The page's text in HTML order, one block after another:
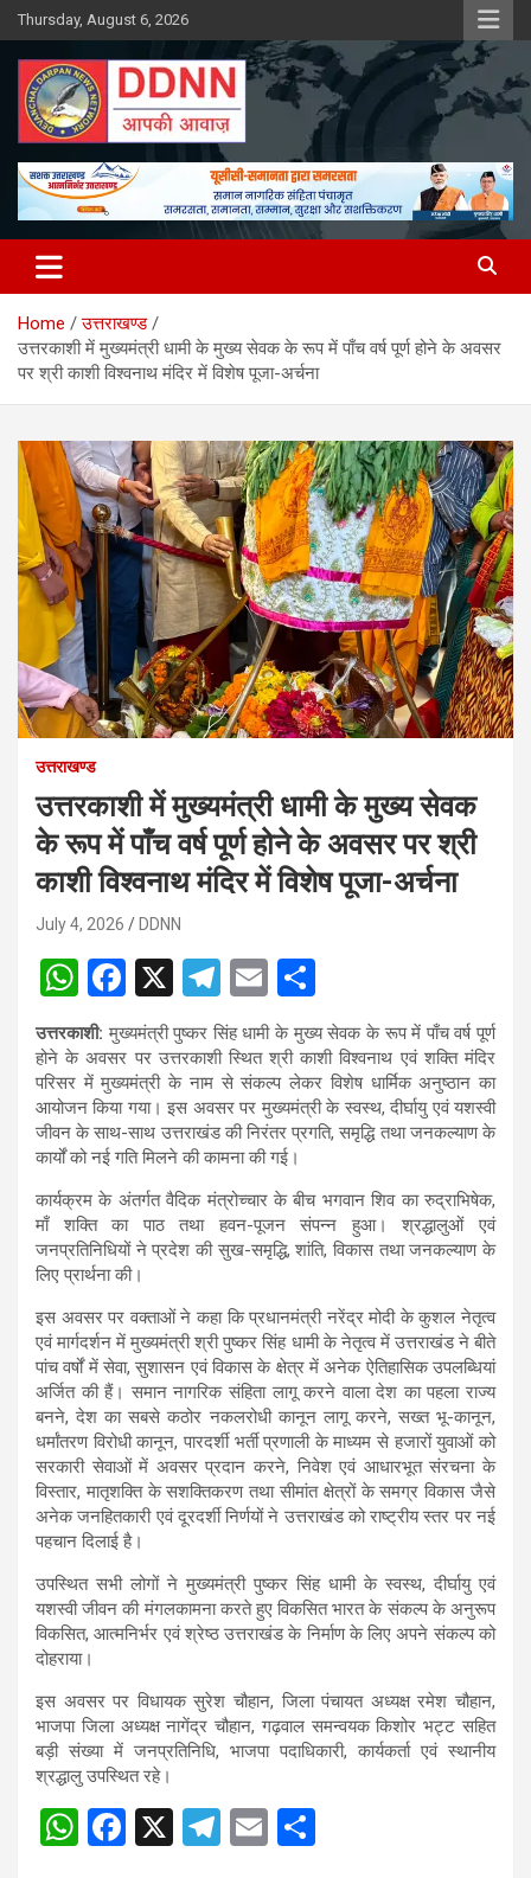
Skip
to
content
Thursday, August 6, 2026
DDNN
Home
उत्तराखण्ड
उत्तरकाशी में मुख्यमंत्री धामी के मुख्य सेवक के रूप में पाँच वर्ष पूर्ण होने के अवसर
पर श्री काशी विश्वनाथ मंदिर में विशेष पूजा-अर्चना
उत्तराखण्ड
उत्तरकाशी में मुख्यमंत्री धामी के मुख्य सेवक
के रूप में पाँच वर्ष पूर्ण होने के अवसर पर श्री
काशी विश्वनाथ मंदिर में विशेष पूजा-अर्चना
July 4, 2026 DDNN
W
h
at
s
A
p
p
F
a
ce
b
o
o
k
X
T
el
e
gr
a
m
E
m
ail
h
ar
e
उत्तरकाशी:मुख्यमंत्री पुष्कर सिंह धामी के मुख्य सेवक के रूप में पाँच वर्ष पूर्ण
होने के अवसर पर उत्तरकाशी स्थित श्री काशी विश्वनाथ एवं शक्ति मंदिर
परिसर में मुख्यमंत्री के नाम से संकल्प लेकर विशेष धार्मिक अनुष्ठान का
आयोजन किया गया। इस अवसर पर मुख्यमंत्री के स्वस्थ, दीर्घायु एवं यशस्वी
जीवन के साथ-साथ उत्तराखंड की निरंतर प्रगति, समृद्धि तथा जनकल्याण के
कार्यों को नई गति मिलने की कामना की गई।
कार्यक्रम के अंतर्गत वैदिक मंत्रोच्चार के बीच भगवान शिव का रुद्राभिषेक,
माँ शक्ति का पाठ तथा हवन-पूजन संपन्न हुआ। श्रद्धालुओं एवं
जनप्रतिनिधियों ने प्रदेश की सुख-समृद्धि, शांति, विकास तथा जनकल्याण के
लिए प्रार्थना की।
इस अवसर पर वक्ताओं ने कहा कि प्रधानमंत्री नरेंद्र मोदी के कुशल नेतृत्व
एवं मार्गदर्शन में मुख्यमंत्री श्री पुष्कर सिंह धामी के नेतृत्व में उत्तराखंड ने बीते
पांच वर्षों में सेवा, सुशासन एवं विकास के क्षेत्र में अनेक ऐतिहासिक उपलब्धियां
अर्जित की हैं। समान नागरिक संहिता लागू करने वाला देश का पहला राज्य
बनने, देश का सबसे कठोर नकलरोधी कानून लागू करने, सख्त भू-कानून,
धर्मांतरण विरोधी कानून, पारदर्शी भर्ती प्रणाली के माध्यम से हजारों युवाओं को
सरकारी सेवाओं में अवसर प्रदान करने, निवेश एवं आधारभूत संरचना के
विस्तार, मातृशक्ति के सशक्तिकरण तथा सीमांत क्षेत्रों के समग्र विकास जैसे
अनेक जनहितकारी एवं दूरदर्शी निर्णयों ने उत्तराखंड को राष्ट्रीय स्तर पर नई
पहचान दिलाई है।
उपस्थित सभी लोगों ने मुख्यमंत्री पुष्कर सिंह धामी के स्वस्थ, दीर्घायु एवं
यशस्वी जीवन की मंगलकामना करते हुए विकसित भारत के संकल्प के अनुरूप
विकसित, आत्मनिर्भर एवं श्रेष्ठ उत्तराखंड के निर्माण के लिए अपने संकल्प को
दोहराया।
इस अवसर पर विधायक सुरेश चौहान, जिला पंचायत अध्यक्ष रमेश चौहान,
भाजपा जिला अध्यक्ष नागेंद्र चौहान, गढ़वाल समन्वयक किशोर भट्ट सहित
बड़ी संख्या में जनप्रतिनिधि, भाजपा पदाधिकारी, कार्यकर्ता एवं स्थानीय
श्रद्धालु उपस्थित रहे।
PostW F
X
T
E